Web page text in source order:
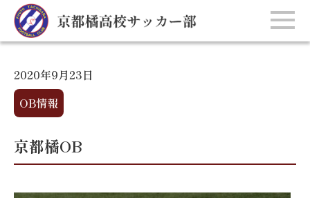
2020年9月23日
OB情報
京都橘OB